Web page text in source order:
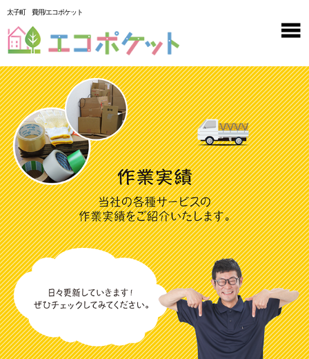
太子町 費用/エコポケット